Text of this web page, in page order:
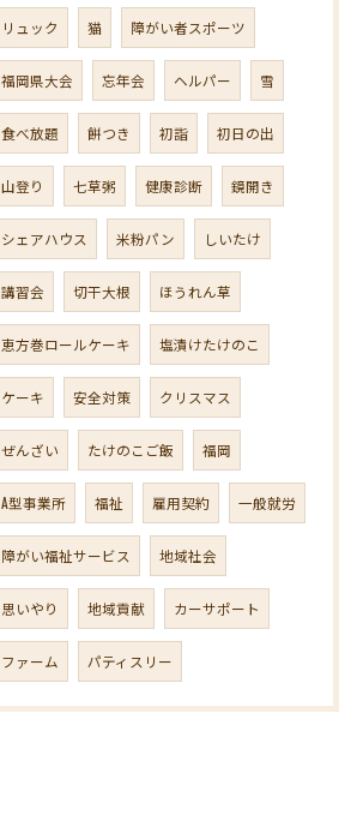
リュック 猫 障がい者スポーツ
福岡県大会 忘年会 ヘルパー 雪
食べ放題 餅つき 初詣 初日の出
山登り 七草粥 健康診断 鏡開き
シェアハウス 米粉パン しいたけ
講習会 切干大根 ほうれん草
恵方巻ロールケーキ 塩漬けたけのこ
ケーキ 安全対策 クリスマス
ぜんざい たけのこご飯 福岡
A型事業所 福祉 雇用契約 一般就労
障がい福祉サービス 地域社会
思いやり 地域貢献 カーサポート
ファーム パティスリー